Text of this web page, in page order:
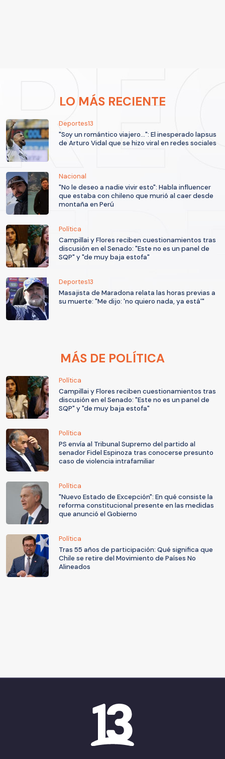
LO MÁS RECIENTE
Deportes13
"Soy un romántico viajero...": El inesperado lapsus
de Arturo Vidal que se hizo viral en redes sociales
Nacional
"No le deseo a nadie vivir esto": Habla influencer
que estaba con chileno que murió al caer desde
montaña en Perú
Política
Campillai y Flores reciben cuestionamientos tras
discusión en el Senado: "Este no es un panel de
SQP" y "de muy baja estofa"
Deportes13
Masajista de Maradona relata las horas previas a
su muerte: "Me dijo: 'no quiero nada, ya está'"
MÁS DE POLÍTICA
Política
Campillai y Flores reciben cuestionamientos tras
discusión en el Senado: "Este no es un panel de
SQP" y "de muy baja estofa"
Política
PS envía al Tribunal Supremo del partido al
senador Fidel Espinoza tras conocerse presunto
caso de violencia intrafamiliar
Política
"Nuevo Estado de Excepción": En qué consiste la
reforma constitucional presente en las medidas
que anunció el Gobierno
Política
Tras 55 años de participación: Qué significa que
Chile se retire del Movimiento de Países No
Alineados